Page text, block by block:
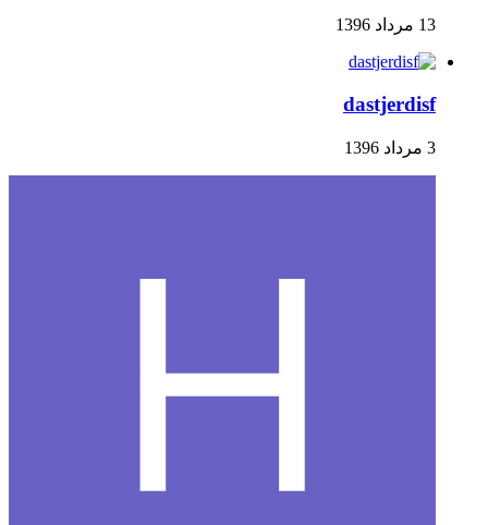
dastjerdisf